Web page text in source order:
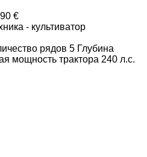
€
- культиватор
рядов 5 Глубина
мощность трактора 240 л.с.